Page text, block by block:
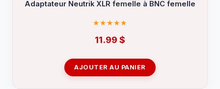
Adaptateur Neutrik XLR femelle à BNC femelle
11.99 $
AJOUTER AU PANIER